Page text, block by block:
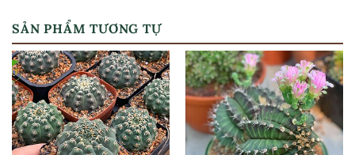
SẢN PHẨM TƯƠNG TỰ